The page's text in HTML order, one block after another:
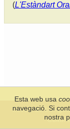
(L'Estàndart
Secció de
Esta web usa
navegació. Si
nostra